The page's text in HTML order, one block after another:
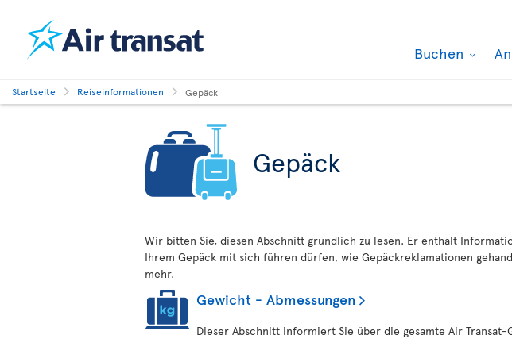
Buchen
Startseite Reiseinformationen Gepäck
Gepäck
Wir bitten Sie, diesen Abschnitt gründlich zu lesen. Er enthält
Ihrem Gepäck mit sich führen dürfen, wie Gepäckreklamationen
mehr.
Gewicht - Abmessungen
Dieser Abschnitt informiert Sie über die gesamte Air